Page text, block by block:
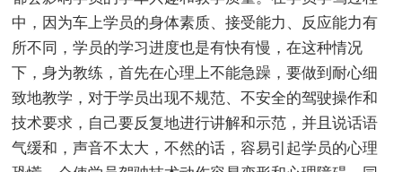
中，因为车上学员的身体素质、接受能力、反应能力有
所不同，学员的学习进度也是有快有慢，在这种情况
下，身为教练，首先在心理上不能急躁，要做到耐心细
致地教学，对于学员出现不规范、不安全的驾驶操作和
技术要求，自己要反复地进行讲解和示范，并且说话语
气缓和，声音不太大，不然的话，容易引起学员的心理